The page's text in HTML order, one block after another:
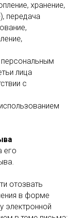
хранение,
передача
персональным
лица
с
его
отозвать
в форме
электронной